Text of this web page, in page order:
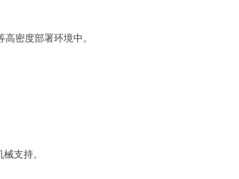
密度部署环境中。
支持。